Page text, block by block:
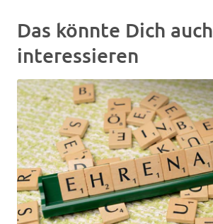
Das könnte Dich auch
interessieren